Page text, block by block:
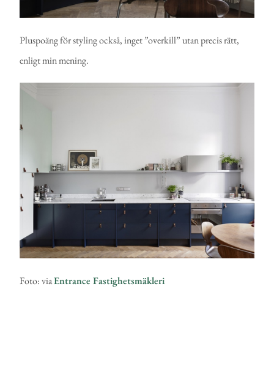
Pluspoäng för styling också, inget ”overkill” utan precis rätt,
enligt min mening.
Foto: viaEntrance Fastighetsmäkleri